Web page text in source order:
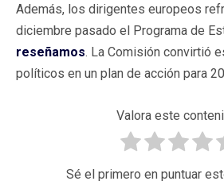
Además, los dirigentes europeos
diciembre pasado el Programa de
reseñamos. La Comisión convirtió
políticos en un plan de acción para
Valora este
Sé el primero en puntuar